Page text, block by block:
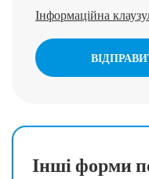
Інформаційна
Інші форми